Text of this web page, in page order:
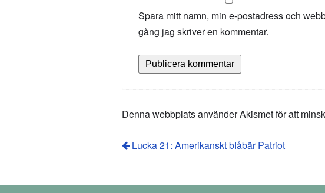
Spara mitt namn, min e-postadress och
gång jag skriver en kommentar.
Denna webbplats använder Akismet för att
Lucka 21: Amerikanskt blåbär Patriot